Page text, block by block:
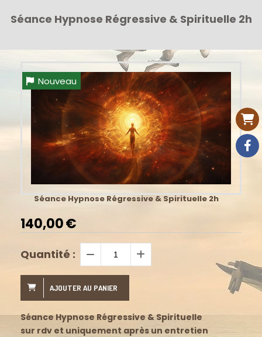
Séance Hypnose Régressive & Spirituelle 2h
Nouveau
Séance Hypnose Régressive & Spirituelle 2h
140,00€
Quantité :
AJOUTER AU PANIER
Séance Hypnose Régressive & Spirituelle
sur rdv et uniquement après un entretien